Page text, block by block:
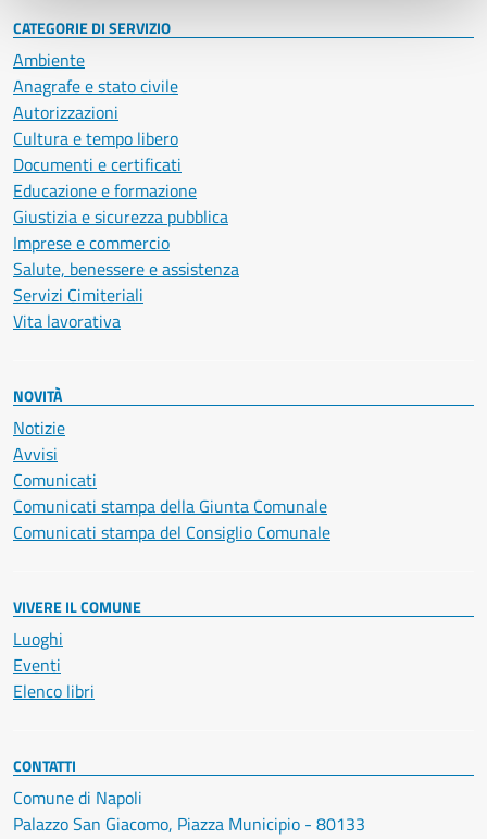
CATEGORIE DI SERVIZIO
Ambiente
Anagrafe e stato civile
Autorizzazioni
Cultura e tempo libero
Documenti e certificati
Educazione e formazione
Giustizia e sicurezza pubblica
Imprese e commercio
Salute, benessere e assistenza
Servizi Cimiteriali
Vita lavorativa
NOVITÀ
Notizie
Avvisi
Comunicati
Comunicati stampa della Giunta Comunale
Comunicati stampa del Consiglio Comunale
VIVERE IL COMUNE
Luoghi
Eventi
Elenco libri
CONTATTI
Comune di Napoli
Palazzo San Giacomo, Piazza Municipio - 80133